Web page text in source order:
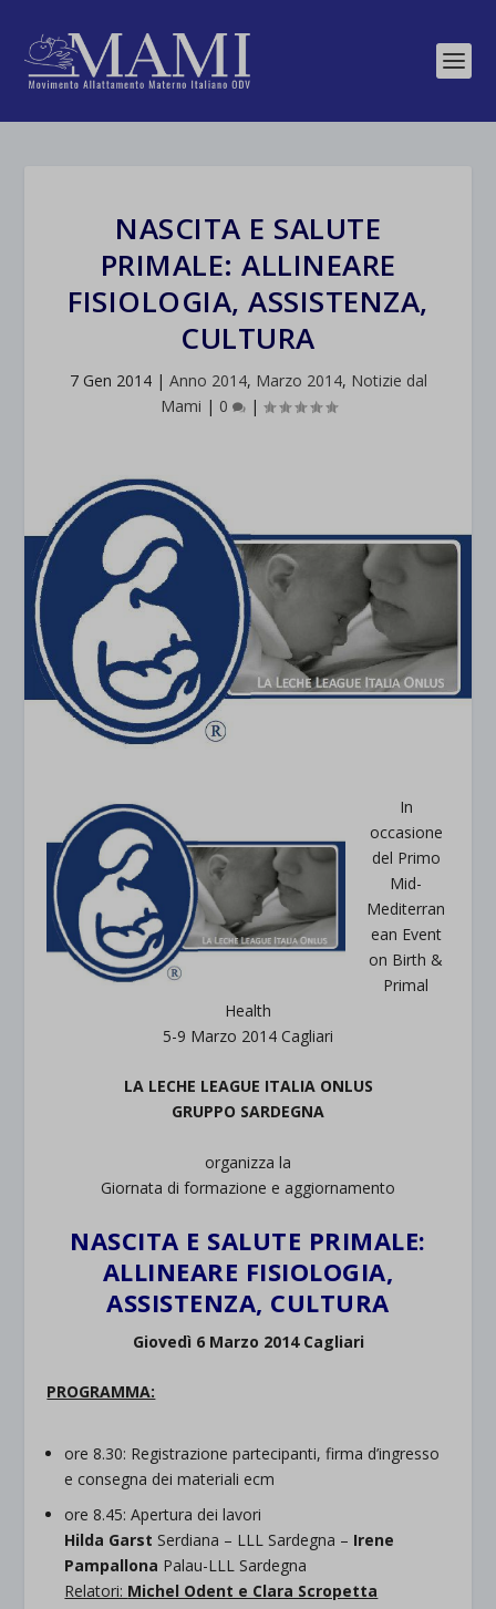
NASCITA E SALUTE
PRIMALE: ALLINEARE
FISIOLOGIA, ASSISTENZA,
CULTURA
7 Gen 2014| Anno 2014, Marzo 2014, Notizie dal
Mami | 0 |
In
occasione
del Primo
Mid-
Mediterran
ean Event
on Birth &
Primal
Health
5-9 Marzo 2014 Cagliari
LA LECHE LEAGUE ITALIA ONLUS
GRUPPO SARDEGNA
organizza la
Giornata di formazione e aggiornamento
NASCITA E SALUTE PRIMALE:
ALLINEARE FISIOLOGIA,
ASSISTENZA, CULTURA
Giovedì 6 Marzo 2014 Cagliari
PROGRAMMA:
ore 8.30: Registrazione partecipanti, firma d’ingresso
e consegna dei materiali ecm
ore 8.45: Apertura dei lavori
Hilda Garst Serdiana – LLL Sardegna – Irene
Pampallona Palau-LLL Sardegna
Relatori: Michel Odent e Clara Scropetta